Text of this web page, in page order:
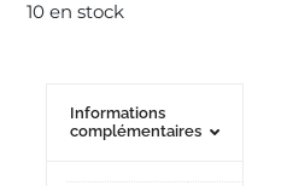
10 en stock
Informations
complémentaires